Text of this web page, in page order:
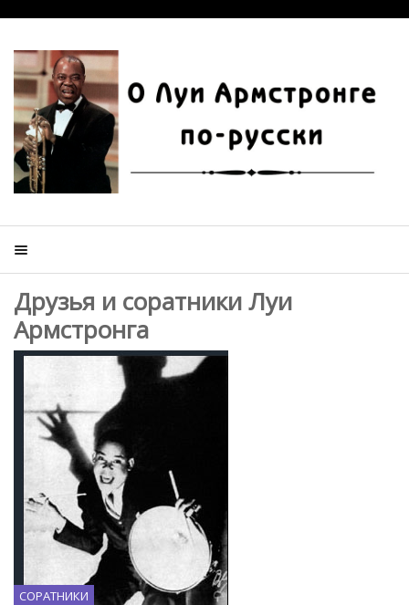
Друзья и соратники Луи
Армстронга
СОРАТНИКИ